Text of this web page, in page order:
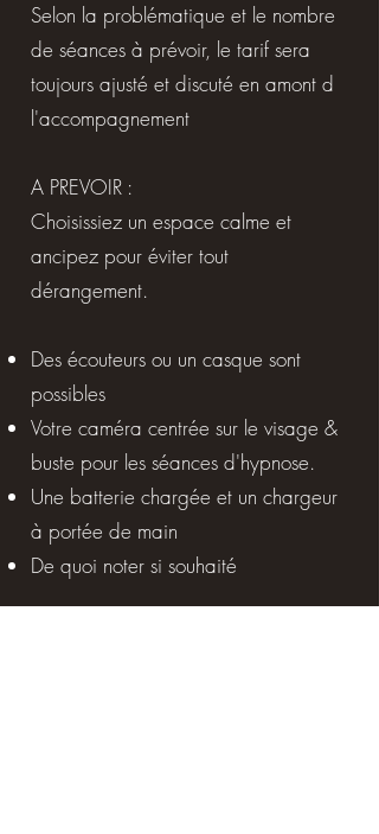
Selon la problématique et le nombre
de séances à prévoir, ​le tarif sera
toujours ajusté et discuté en amont d
l'accompagnement
A PREVOIR :
Choisissiez un espace calme et
ancipez pour éviter tout
dérangement.
Des écouteurs ou un casque sont
possibles
Votre caméra centrée sur le visage &
buste pour les séances d'hypnose.
Une batterie chargée et un chargeur
à portée de main
De quoi noter si souhaité ​​